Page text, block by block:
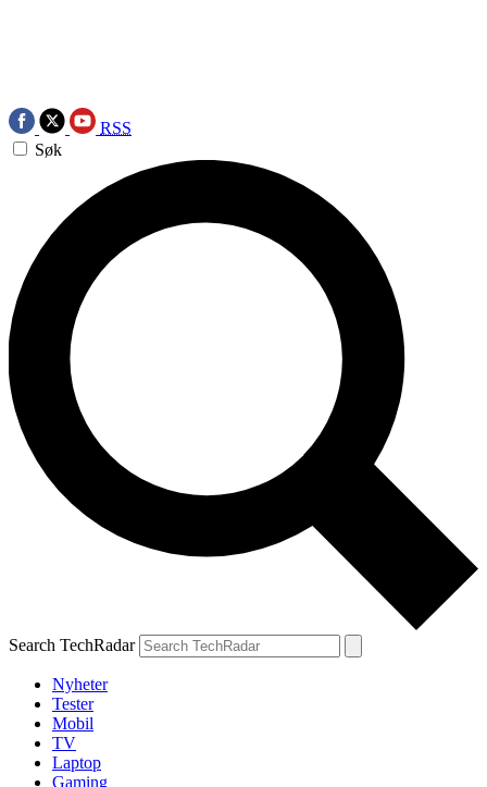
RSS
Søk
Search TechRadar
Nyheter
Tester
Mobil
TV
Laptop
Gaming